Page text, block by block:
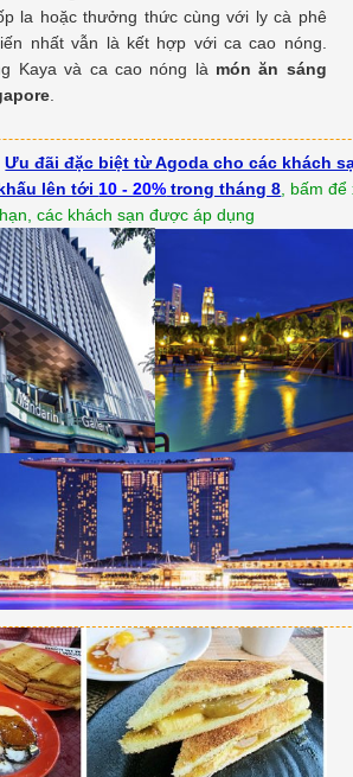
la hoặc thưởng thức cùng với ly cà phê
nhất vẫn là kết hợp với ca cao nóng.
Kaya và ca cao nóng là món ăn sáng
.
Ưu đãi đặc biệt từ Agoda cho các khách
lên tới10 - 20% trong tháng 8, bấm để
các khách sạn được áp dụng